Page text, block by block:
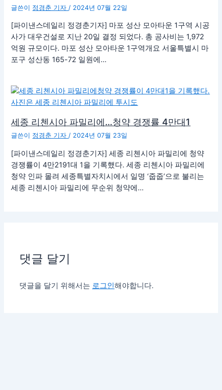
글쓴이 정경춘 기자 / 2024년 07월 22일
[파이낸스데일리 정경춘기자] 마포 성산 모아타운 1구역 시공
사가 대우건설로 지난 20일 결정 되었다. 총 공사비는 1,972
억원 규모이다. 마포 성산 모아타운 1구역개요 서울특별시 마
포구 성산동 165-72 일원에…
세종 리첸시아 파밀리에…청약 경쟁률 4만대1
글쓴이 정경춘 기자/ 2024년 07월 23일
[파이낸스데일리 정경춘기자] 세종 리첸시아 파밀리에 청약
경쟁률이 4만2191대 1을 기록했다. 세종 리첸시아 파밀리에
청약 인파 몰려 세종특별자치시에서 일명 ‘줍줍’으로 불리는
세종 리첸시아 파밀리에 무순위 청약에…
댓글 달기
댓글을 달기 위해서는 로그인해야합니다.